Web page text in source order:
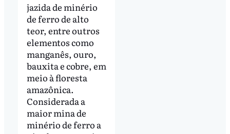
jazida de minério
de ferro de alto
teor, entre outros
elementos como
manganês, ouro,
bauxita e cobre, em
meio à floresta
amazônica.
Considerada a
maior mina de
minério de ferro a